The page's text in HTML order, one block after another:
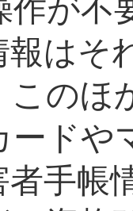
はそ
このほ
ードや
手帳